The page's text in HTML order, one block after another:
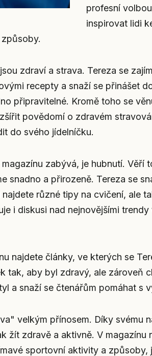
profesní
inspirovat lidi
zdraví a strava. Tereza se
recepty a snaží se přinášet
připravitelné. Kromě toho se
povědomí o zdravém
do svého jídelníčku.
zabývá, je hubnutí. Věří
snadno a přirozeně. Tereza se
různé tipy na cvičení, ale
i diskusi nad nejnovějšími
najdete články, ve kterých se
tak, aby byl zdravý, ale zároveň
a snaží se čtenářům pomáhat s
velkým přínosem. Díky svému
žít zdravě a aktivně. V magazínu
sportovní aktivity a způsoby,